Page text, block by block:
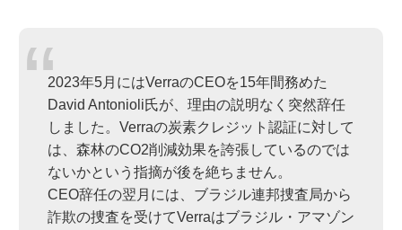
2023年5月にはVerraのCEOを15年間務めた
David Antonioli氏が、理由の説明なく突然辞任
しました。Verraの炭素クレジット認証に対して
は、森林のCO2削減効果を誇張しているのでは
ないかという指摘が後を絶ちません。
CEO辞任の翌月には、ブラジル連邦捜査局から
詐欺の捜査を受けてVerraはブラジル・アマゾン